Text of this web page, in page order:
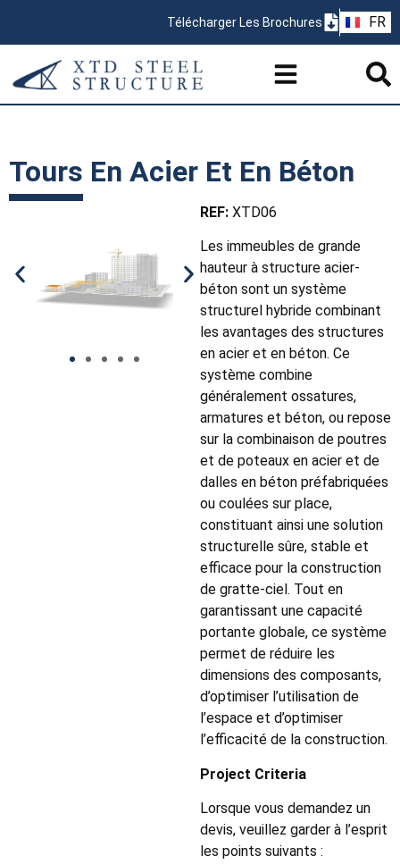
Télécharger Les Brochures FR
PT
Tours En Acier Et En Béton
REF: XTD06
Les immeubles de grande
hauteur à structure acier-
béton sont un système
structurel hybride combinant
les avantages des structures
en acier et en béton. Ce
système combine
généralement ossatures,
armatures et béton, ou repose
sur la combinaison de poutres
et de poteaux en acier et de
dalles en béton préfabriquées
ou coulées sur place,
constituant ainsi une solution
structurelle sûre, stable et
efficace pour la construction
de gratte-ciel. Tout en
garantissant une capacité
portante globale, ce système
permet de réduire les
dimensions des composants,
d’optimiser l’utilisation de
l’espace et d’optimiser
l’efficacité de la construction.
Project Criteria
Lorsque vous demandez un
devis, veuillez garder à l’esprit
les points suivants :